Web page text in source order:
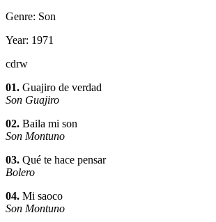
Genre: Son
Year: 1971
cdrw
01. Guajiro de verdad
Son Guajiro
02. Baila mi son
Son Montuno
03. Qué te hace pensar
Bolero
04. Mi saoco
Son Montuno